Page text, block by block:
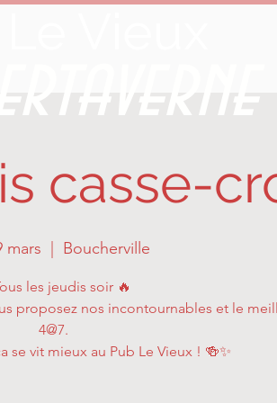
casse-
mars Boucherville
les jeudis soir 🔥
proposez nos incontournables et le
4@7.
se vit mieux au Pub Le Vieux ! 🍻✨